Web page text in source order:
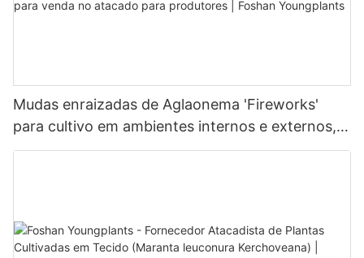
Mudas enraizadas de Aglaonema 'Fireworks'
para cultivo em ambientes internos e externos,
disponíveis para venda no atacado para